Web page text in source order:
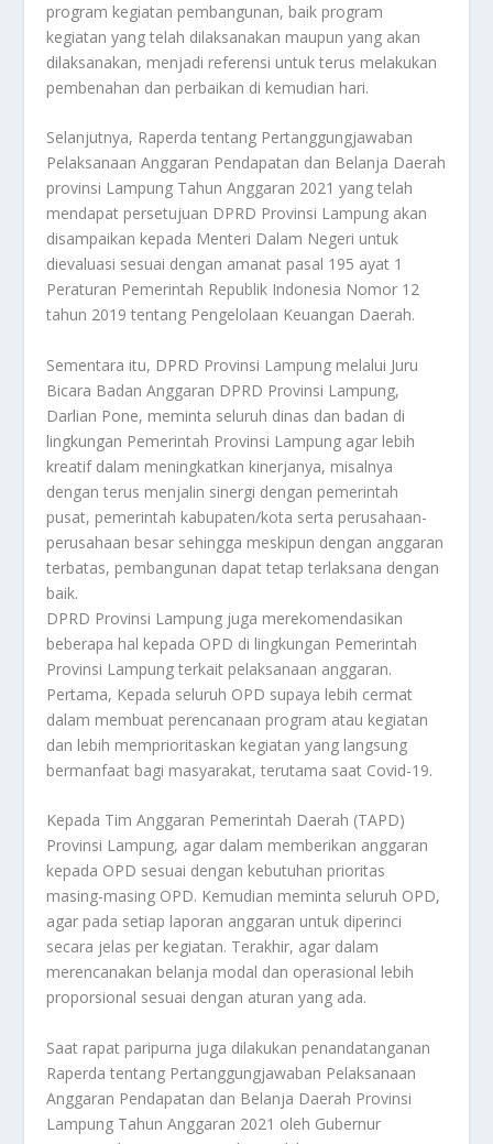
program kegiatan pembangunan, baik program
kegiatan yang telah dilaksanakan maupun yang akan
dilaksanakan, menjadi referensi untuk terus melakukan
pembenahan dan perbaikan di kemudian hari.
Selanjutnya, Raperda tentang Pertanggungjawaban
Pelaksanaan Anggaran Pendapatan dan Belanja Daerah
provinsi Lampung Tahun Anggaran 2021 yang telah
mendapat persetujuan DPRD Provinsi Lampung akan
disampaikan kepada Menteri Dalam Negeri untuk
dievaluasi sesuai dengan amanat pasal 195 ayat 1
Peraturan Pemerintah Republik Indonesia Nomor 12
tahun 2019 tentang Pengelolaan Keuangan Daerah.
Sementara itu, DPRD Provinsi Lampung melalui Juru
Bicara Badan Anggaran DPRD Provinsi Lampung,
Darlian Pone, meminta seluruh dinas dan badan di
lingkungan Pemerintah Provinsi Lampung agar lebih
kreatif dalam meningkatkan kinerjanya, misalnya
dengan terus menjalin sinergi dengan pemerintah
pusat, pemerintah kabupaten/kota serta perusahaan-
perusahaan besar sehingga meskipun dengan anggaran
terbatas, pembangunan dapat tetap terlaksana dengan
baik.
DPRD Provinsi Lampung juga merekomendasikan
beberapa hal kepada OPD di lingkungan Pemerintah
Provinsi Lampung terkait pelaksanaan anggaran.
Pertama, Kepada seluruh OPD supaya lebih cermat
dalam membuat perencanaan program atau kegiatan
dan lebih memprioritaskan kegiatan yang langsung
bermanfaat bagi masyarakat, terutama saat Covid-19.
Kepada Tim Anggaran Pemerintah Daerah (TAPD)
Provinsi Lampung, agar dalam memberikan anggaran
kepada OPD sesuai dengan kebutuhan prioritas
masing-masing OPD. Kemudian meminta seluruh OPD,
agar pada setiap laporan anggaran untuk diperinci
secara jelas per kegiatan. Terakhir, agar dalam
merencanakan belanja modal dan operasional lebih
proporsional sesuai dengan aturan yang ada.
Saat rapat paripurna juga dilakukan penandatanganan
Raperda tentang Pertanggungjawaban Pelaksanaan
Anggaran Pendapatan dan Belanja Daerah Provinsi
Lampung Tahun Anggaran 2021 oleh Gubernur